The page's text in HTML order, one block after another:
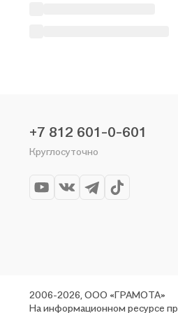
+7 812 601-0-601
Круглосуточно
2006-2026, ООО «ГРАМОТА»
На информационном ресурсе